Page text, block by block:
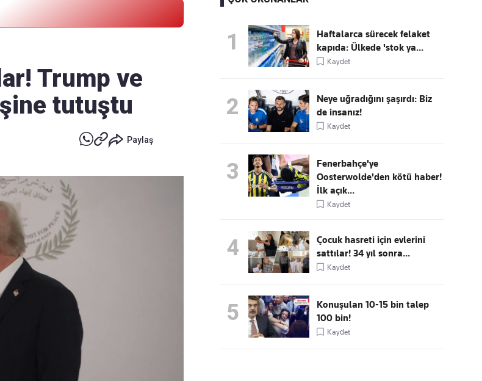
göndermek için tıklayın
Kaçırmayın
Ücretsiz üye olun, gündemi
Trump ve
tutuştu
Paylaş
1
Haftalarca sürecek felaket
kapıda: Ülkede 'stok ya...
Kaydet
2
Neye uğradığını şaşırdı: Biz
de insanız!
Kaydet
3
Fenerbahçe'ye
Oosterwolde'den kötü haber!
İlk açık...
Kaydet
4
Çocuk hasreti için evlerini
sattılar! 34 yıl sonra...
Kaydet
5
Konuşulan 10-15 bin talep
100 bin!
Kaydet